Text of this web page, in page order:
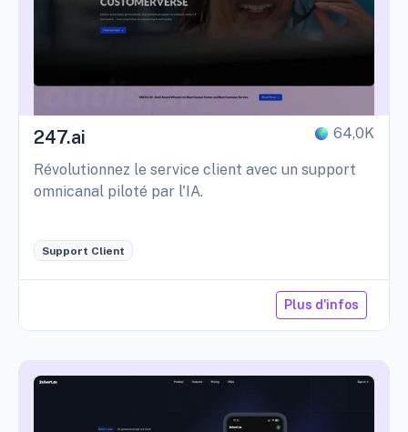
247.ai 64,0K
Révolutionnez le service client avec un support
omnicanal piloté par l'IA.
Support Client
Plus d'infos